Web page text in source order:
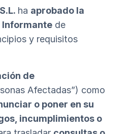
ha aprobado la
Informante de
y requisitos
de
Afectadas”) como
o poner en su
incumplimientos o